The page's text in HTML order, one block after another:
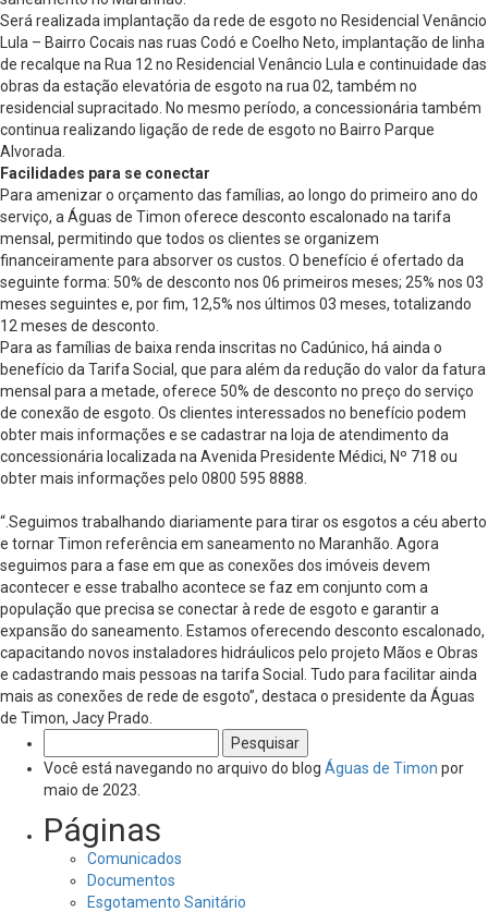
Será realizada implantação da rede de esgoto no Residencial Venâncio
Lula – Bairro Cocais nas ruas Codó e Coelho Neto, implantação de linha
de recalque na Rua 12 no Residencial Venâncio Lula e continuidade das
obras da estação elevatória de esgoto na rua 02, também no
residencial supracitado. No mesmo período, a concessionária também
continua realizando ligação de rede de esgoto no Bairro Parque
Alvorada.
Facilidades para se conectar
Para amenizar o orçamento das famílias, ao longo do primeiro ano do
serviço, a Águas de Timon oferece desconto escalonado na tarifa
mensal, permitindo que todos os clientes se organizem
financeiramente para absorver os custos. O benefício é ofertado da
seguinte forma: 50% de desconto nos 06 primeiros meses; 25% nos 03
meses seguintes e, por fim, 12,5% nos últimos 03 meses, totalizando
12 meses de desconto.
Para as famílias de baixa renda inscritas no Cadúnico, há ainda o
benefício da Tarifa Social, que para além da redução do valor da fatura
mensal para a metade, oferece 50% de desconto no preço do serviço
de conexão de esgoto. Os clientes interessados no benefício podem
obter mais informações e se cadastrar na loja de atendimento da
concessionária localizada na Avenida Presidente Médici, Nº 718 ou
obter mais informações pelo 0800 595 8888.
“.Seguimos trabalhando diariamente para tirar os esgotos a céu aberto
e tornar Timon referência em saneamento no Maranhão. Agora
seguimos para a fase em que as conexões dos imóveis devem
acontecer e esse trabalho acontece se faz em conjunto com a
população que precisa se conectar à rede de esgoto e garantir a
expansão do saneamento. Estamos oferecendo desconto escalonado,
capacitando novos instaladores hidráulicos pelo projeto Mãos e Obras
e cadastrando mais pessoas na tarifa Social. Tudo para facilitar ainda
mais as conexões de rede de esgoto”, destaca o presidente da Águas
de Timon, Jacy Prado.
por:
Você está navegando no arquivo do blog Águas de Timon por
maio de 2023.
Páginas
Comunicados
Documentos
Esgotamento Sanitário